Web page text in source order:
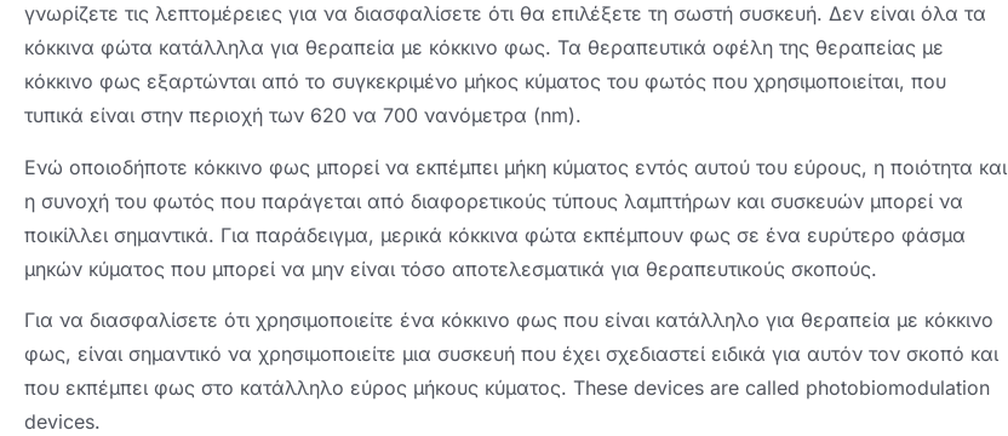
γνωρίζετε τις λεπτομέρειες για να διασφαλίσετε ότι θα επιλέξετε τη σωστή συσκευή. Δεν είναι όλα τα
κόκκινα φώτα κατάλληλα για θεραπεία με κόκκινο φως. Τα θεραπευτικά οφέλη της θεραπείας με
κόκκινο φως εξαρτώνται από το συγκεκριμένο μήκος κύματος του φωτός που χρησιμοποιείται, που
τυπικά είναι στην περιοχή των 620 να 700 νανόμετρα (nm).
Ενώ οποιοδήποτε κόκκινο φως μπορεί να εκπέμπει μήκη κύματος εντός αυτού του εύρους, η ποιότητα και
η συνοχή του φωτός που παράγεται από διαφορετικούς τύπους λαμπτήρων και συσκευών μπορεί να
ποικίλλει σημαντικά. Για παράδειγμα, μερικά κόκκινα φώτα εκπέμπουν φως σε ένα ευρύτερο φάσμα
μηκών κύματος που μπορεί να μην είναι τόσο αποτελεσματικά για θεραπευτικούς σκοπούς.
Για να διασφαλίσετε ότι χρησιμοποιείτε ένα κόκκινο φως που είναι κατάλληλο για θεραπεία με κόκκινο
φως, είναι σημαντικό να χρησιμοποιείτε μια συσκευή που έχει σχεδιαστεί ειδικά για αυτόν τον σκοπό και
που εκπέμπει φως στο κατάλληλο εύρος μήκους κύματος. These devices are called photobiomodulation
devices.